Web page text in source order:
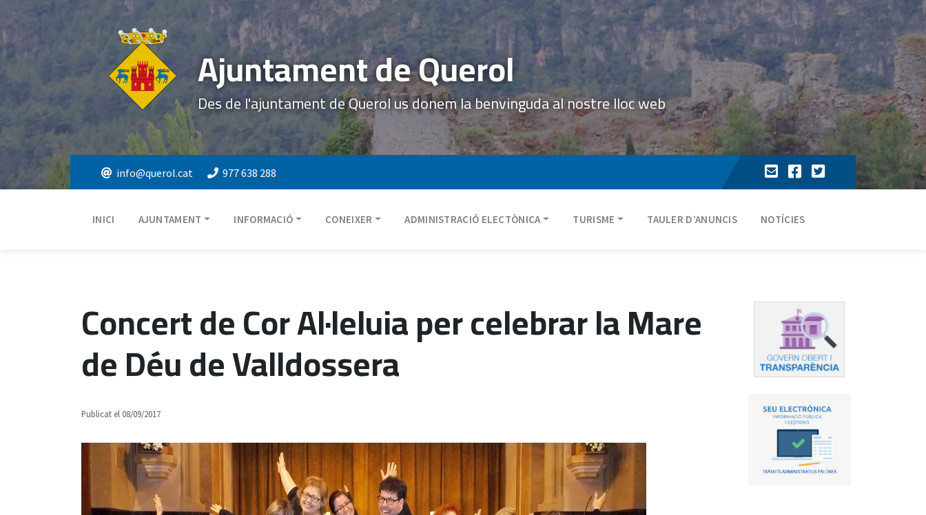
Ajuntament de Querol
Des de l'ajuntament de Querol us donem la benvinguda al nostre lloc web
info@querol.cat 977 638 288
INICI AJUNTAMENT INFORMACIÓ CONEIXER ADMINISTRACIÓ ELECTÒNICA TURISME TAULER D’ANUNCIS NOTÍCIES
Concert de Cor Al·leluia per celebrar la Mare
de Déu de Valldossera
Publicat el 08/09/2017